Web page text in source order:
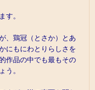
す。
、鶏冠（とさか）とあ
にもにわとりらしさを
作品の中でも最もその
う。